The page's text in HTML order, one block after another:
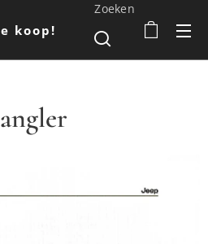
koop!
Zoeken